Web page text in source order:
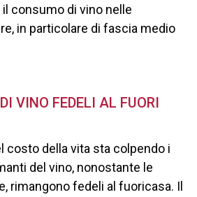
il consumo di vino nelle
in particolare di fascia medio
VINO FEDELI AL FUORI
costo della vita sta colpendo i
del vino, nonostante le
rimangono fedeli al fuoricasa. Il